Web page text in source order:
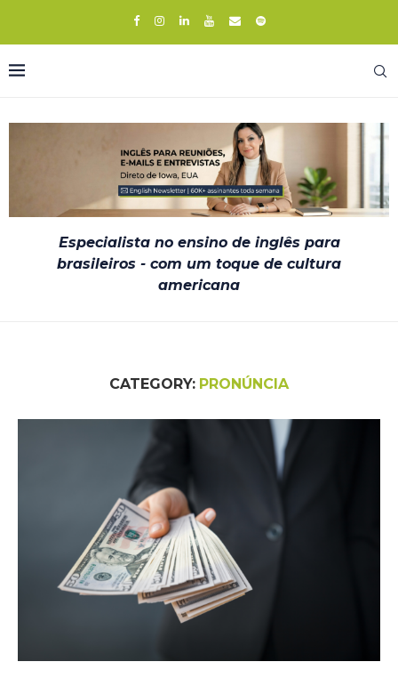
Especialista no ensino de inglês para
brasileiros - com um toque de cultura
americana
CATEGORY: PRONÚNCIA